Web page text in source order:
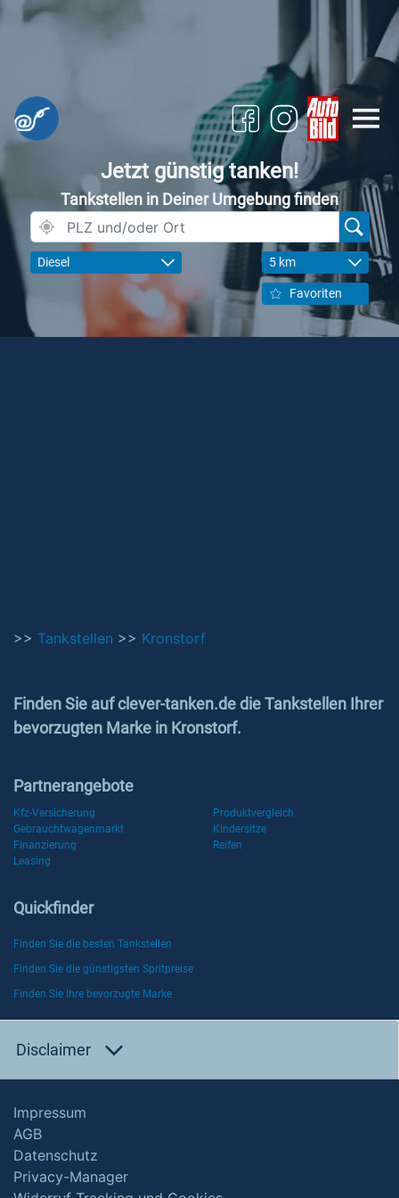
Jetzt günstig tanken!
Tankstellen in Deiner Umgebung finden
Diesel 5 km
Favoriten
>> Tankstellen >> Kronstorf
Finden Sie auf clever-tanken.de die Tankstellen Ihrer
bevorzugten Marke in Kronstorf.
Partnerangebote
Kfz-Versicherung
Produktvergleich
Gebrauchtwagenmarkt
Kindersitze
Finanzierung
Reifen
Leasing
Quickfinder
Finden Sie die besten Tankstellen
Finden Sie die günstigsten Spritpreise
Finden Sie Ihre bevorzugte Marke
Disclaimer
Impressum
AGB
Datenschutz
Privacy-Manager